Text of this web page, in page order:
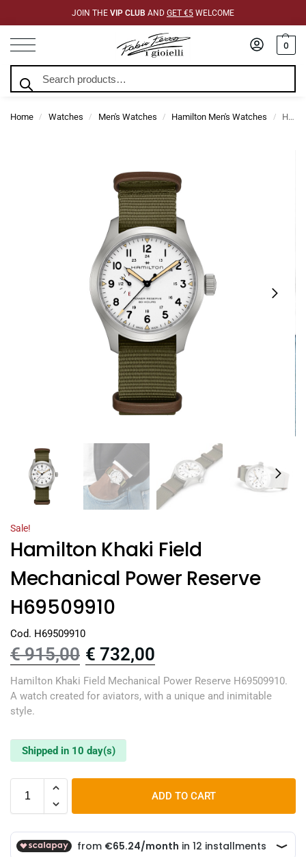
JOIN THE VIP CLUB AND GET €5 WELCOME
0
Home / Watches / Men's Watches / Hamilton Men's Watches / Hamilton Khaki Field Mechanical Power Reserve H69509910
Sale!
Hamilton Khaki Field
Mechanical Power Reserve
H69509910
Cod. H69509910
€915,00 € 732,00
Hamilton Khaki Field Mechanical Power Reserve H69509910.
A watch created for aviators, with a unique and inimitable
style.
Shipped in 10 day(s)
ADD TO CART